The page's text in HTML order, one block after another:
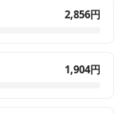
2,856円
1,904円